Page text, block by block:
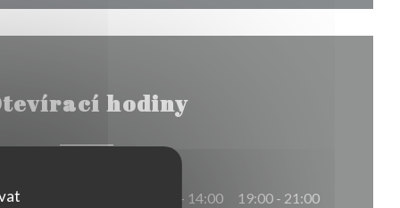
hodiny
12:00 - 14:00 19:00 - 21:00